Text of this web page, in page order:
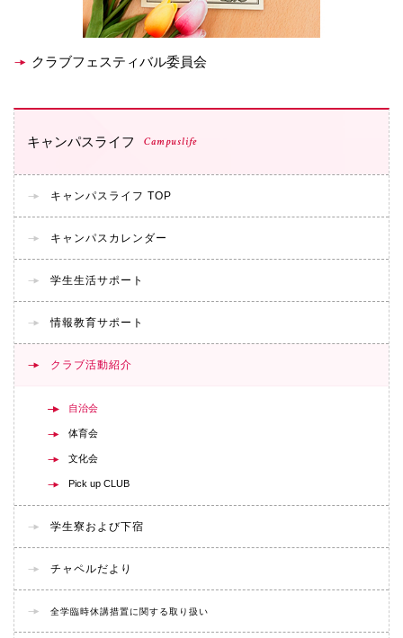
クラブフェスティバル委員会
キャンパスライフ Campuslife
キャンパスライフ TOP
キャンパスカレンダー
学生生活サポート
情報教育サポート
クラブ活動紹介
自治会
体育会
文化会
Pick up CLUB
学生寮および下宿
チャペルだより
全学臨時休講措置に関する取り扱い